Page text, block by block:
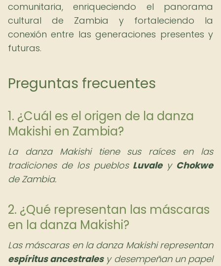
comunitaria, enriqueciendo el panorama
cultural de Zambia y fortaleciendo la
conexión entre las generaciones presentes y
futuras.
Preguntas frecuentes
1. ¿Cuál es el origen de la danza
Makishi en Zambia?
La danza Makishi tiene sus raíces en las
tradiciones de los pueblos Luvaley Chokwe
de Zambia.
2. ¿Qué representan las máscaras
en la danza Makishi?
Las máscaras en la danza Makishi representan
espíritus ancestralesy desempeñan un papel